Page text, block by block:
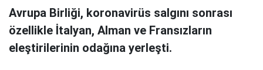
Avrupa Birliği, koronavirüs salgını sonrası
özellikle İtalyan, Alman ve Fransızların
eleştirilerinin odağına yerleşti.